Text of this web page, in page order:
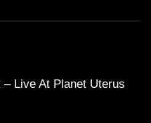
Live At Planet Uterus